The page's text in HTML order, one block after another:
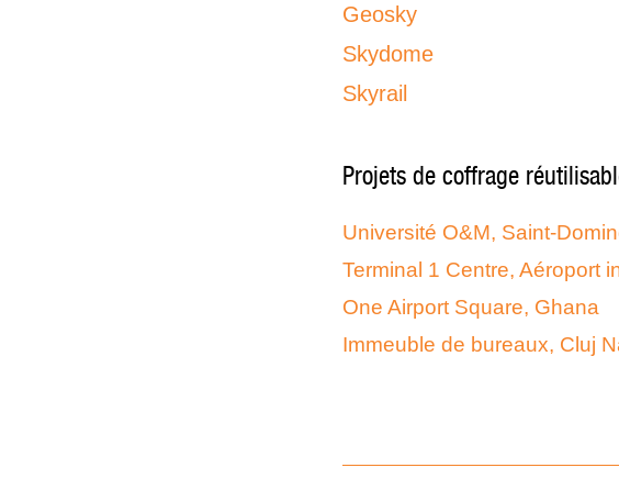
Geosky
Skydome
Skyrail
Projets de coffrage
Université O&M, Saint-
Terminal 1 Centre, Aéroport
One Airport Square, Ghana
Immeuble de bureaux, Cluj